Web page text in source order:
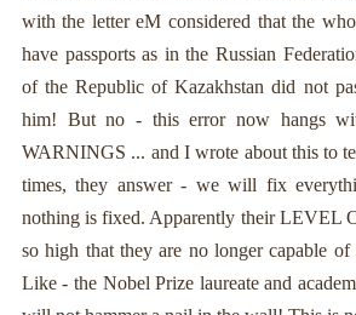
with the letter eM considered that the
have passports as in the Russian
of the Republic of Kazakhstan did not
him! But no - this error now hangs
WARNINGS ... and I wrote about this to
times, they answer - we will fix
nothing is fixed. Apparently their LEVEL
so high that they are no longer capable of
Like - the Nobel Prize laureate and